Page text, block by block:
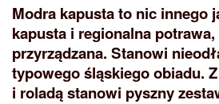
Modra kapusta to nic innego
kapusta i regionalna
przyrządzana. Stanowi
typowego śląskiego obiadu.
i roladą stanowi pyszny